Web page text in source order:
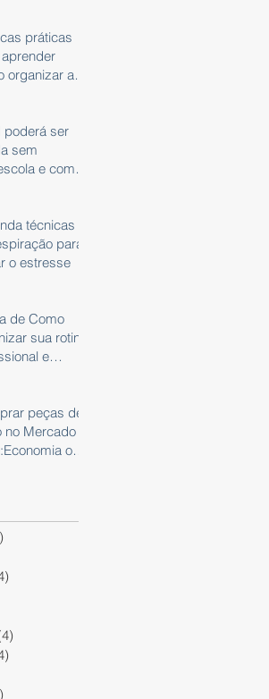
práticas
organizar as
poderá ser
sem
e com
técnicas
para
o estresse
de Como
sua rotina
e
peças de
no Mercado
ou